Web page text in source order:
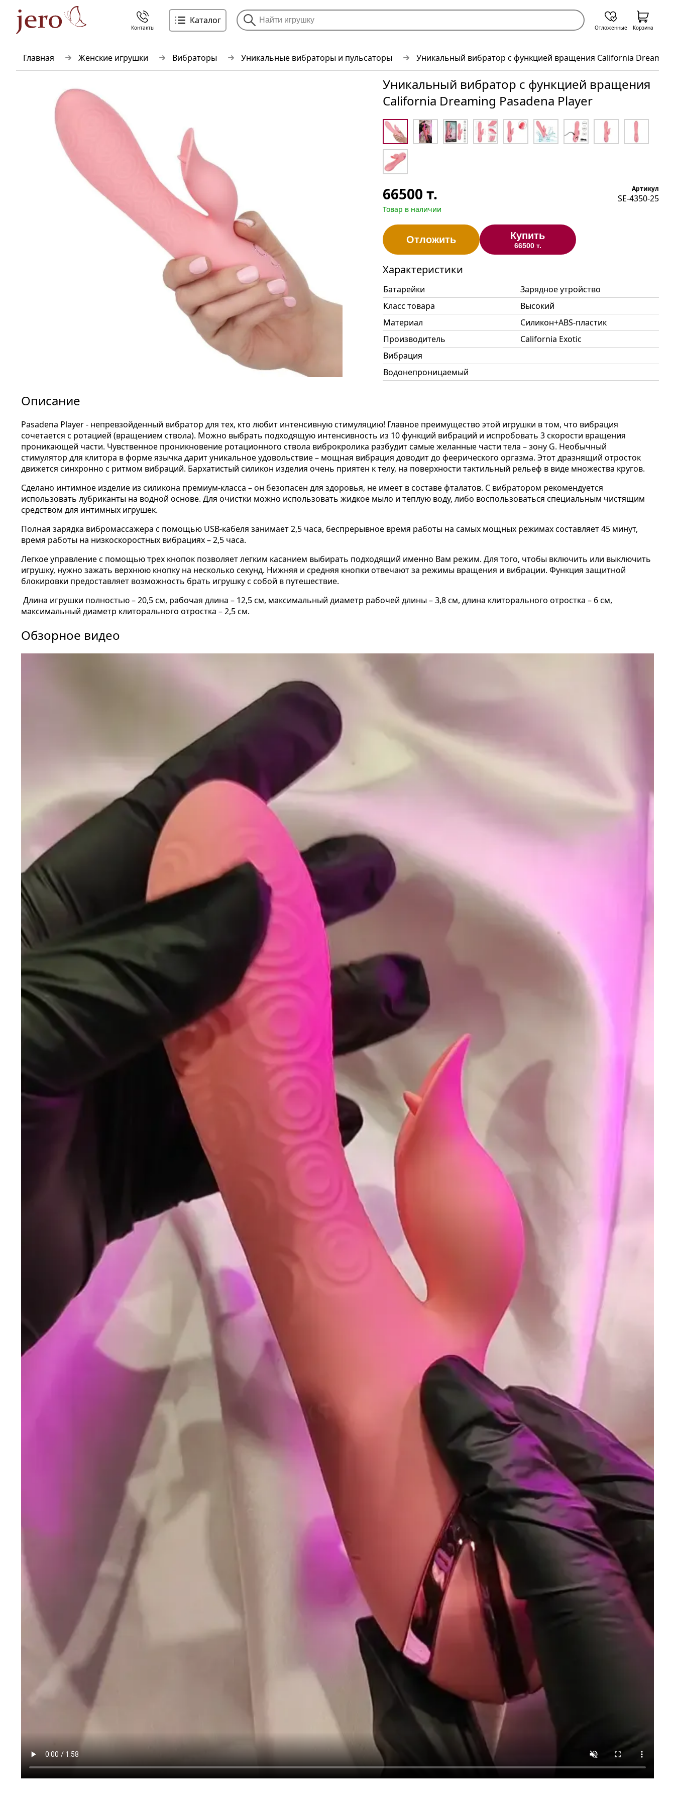
Главная Женские игрушки Вибраторы Уникальные вибраторы и пульсаторы Уникальный вибратор с функцией вращения California Dreaming
Уникальный вибратор с функцией вращения
California Dreaming Pasadena Player
66500 т.
Товар в наличии
Артикул
SE-4350-25
Отложить Купить
66500 т.
Характеристики
Батарейки
Зарядное утройство
Класс товара
Высокий
Материал
Силикон+ABS-пластик
Производитель
California Exotic
Вибрация
Водонепроницаемый
Описание
Pasadena Player - непревзойденный вибратор для тех, кто любит интенсивную стимуляцию! Главное преимущество этой игрушки в том, что вибрация
сочетается с ротацией (вращением ствола). Можно выбрать подходящую интенсивность из 10 функций вибраций и испробовать 3 скорости вращения
проникающей части. Чувственное проникновение ротационного ствола виброкролика разбудит самые желанные части тела – зону G. Необычный
стимулятор для клитора в форме язычка дарит уникальное удовольствие – мощная вибрация доводит до феерического оргазма. Этот дразнящий отросток
движется синхронно с ритмом вибраций. Бархатистый силикон изделия очень приятен к телу, на поверхности тактильный рельеф в виде множества кругов.
Сделано интимное изделие из силикона премиум-класса – он безопасен для здоровья, не имеет в составе фталатов. С вибратором рекомендуется
использовать лубриканты на водной основе. Для очистки можно использовать жидкое мыло и теплую воду, либо воспользоваться специальным чистящим
средством для интимных игрушек.
Полная зарядка вибромассажера с помощью USB-кабеля занимает 2,5 часа, беспрерывное время работы на самых мощных режимах составляет 45 минут,
время работы на низкоскоростных вибрациях – 2,5 часа.
Легкое управление с помощью трех кнопок позволяет легким касанием выбирать подходящий именно Вам режим. Для того, чтобы включить или выключить
игрушку, нужно зажать верхнюю кнопку на несколько секунд. Нижняя и средняя кнопки отвечают за режимы вращения и вибрации. Функция защитной
блокировки предоставляет возможность брать игрушку с собой в путешествие.
Длина игрушки полностью – 20,5 см, рабочая длина – 12,5 см, максимальный диаметр рабочей длины – 3,8 см, длина клиторального отростка – 6 см,
максимальный диаметр клиторального отростка – 2,5 см.
Обзорное видео
Контакты
Каталог
Отложенные Корзина